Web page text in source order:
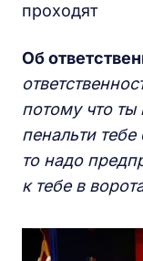
проходят
Об
потому что
пенальти
то надо
к тебе в